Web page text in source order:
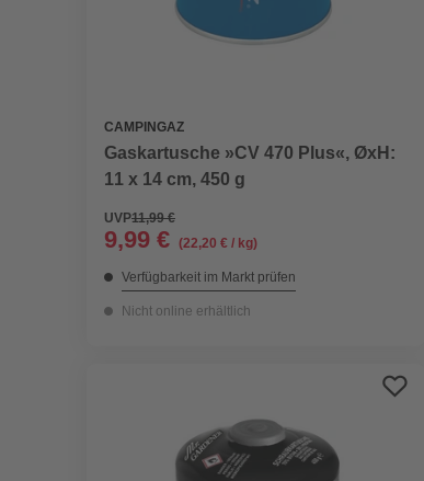
CAMPINGAZ
Gaskartusche »CV 470 Plus«, ØxH:
11 x 14 cm, 450 g
UVP11,99 €
9,99 € (22,20 € / kg)
Verfügbarkeit im Markt prüfen
Nicht online erhältlich